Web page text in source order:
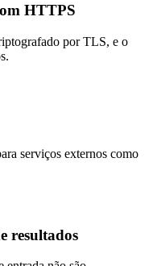
HTTPS
por TLS, e o
serviços externos como
resultados